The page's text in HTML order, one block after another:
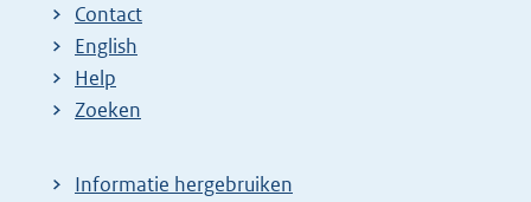
Contact
English
Help
Zoeken
Informatie hergebruiken